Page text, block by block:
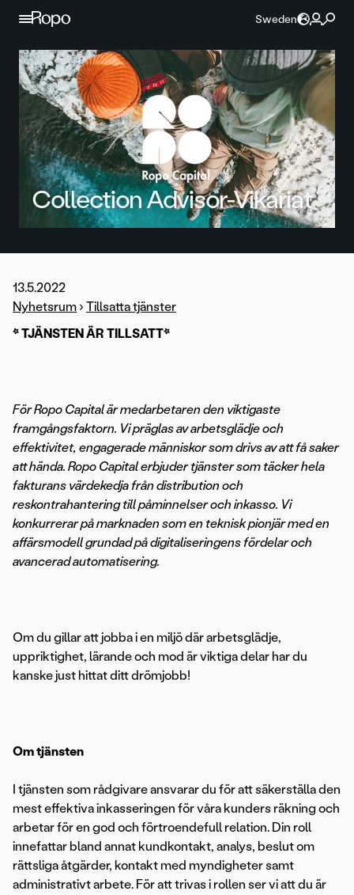
Hoppa till innehållet
Sweden
Collection Advisor-Vikariat
13.5.2022
Nyhetsrum › Tillsatta tjänster
* TJÄNSTEN ÄR TILLSATT*
För Ropo Capital är medarbetaren den viktigaste
framgångsfaktorn. Vi präglas av arbetsglädje och
effektivitet, engagerade människor som drivs av att få saker
att hända. Ropo Capital erbjuder tjänster som täcker hela
fakturans värdekedja från distribution och
reskontrahantering till påminnelser och inkasso. Vi
konkurrerar på marknaden som en teknisk pionjär med en
affärsmodell grundad på digitaliseringens fördelar och
avancerad automatisering.
Om du gillar att jobba i en miljö där arbetsglädje,
uppriktighet, lärande och mod är viktiga delar har du
kanske just hittat ditt drömjobb!
Om tjänsten
I tjänsten som rådgivare ansvarar du för att säkerställa den
mest effektiva inkasseringen för våra kunders räkning och
arbetar för en god och förtroendefull relation. Din roll
innefattar bland annat kundkontakt, analys, beslut om
rättsliga åtgärder, kontakt med myndigheter samt
administrativt arbete. För att trivas i rollen ser vi att du är